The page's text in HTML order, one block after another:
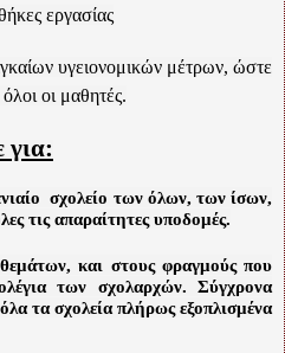
εργασίας
υγειονομικών μέτρων, ώστε
οι μαθητές.
για:
σχολείο των όλων, των ίσων,
τις απαραίτητες υποδομές.
και στους φραγμούς που
των σχολαρχών. Σύγχρονα
τα σχολεία πλήρως εξοπλισμένα